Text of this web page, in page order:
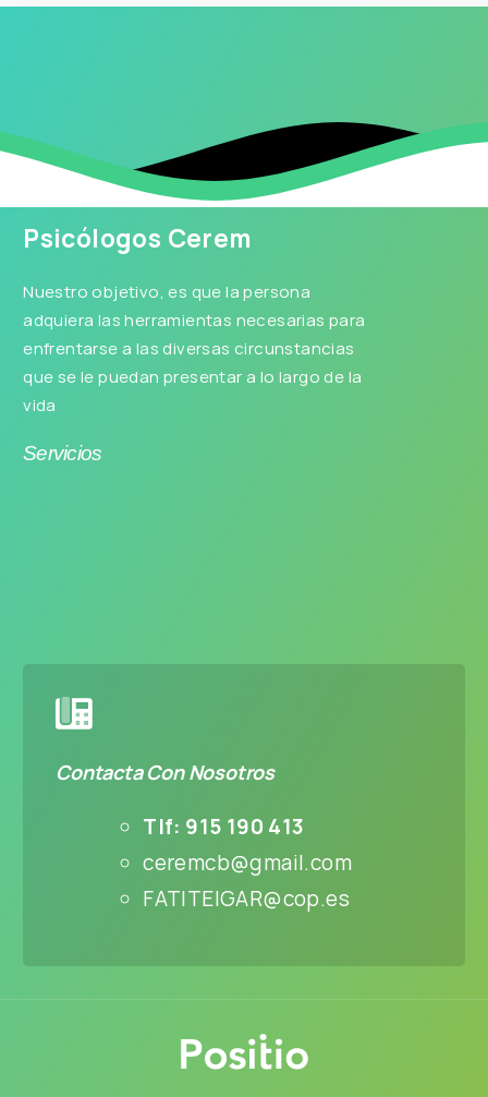
Psicólogos Cerem
Nuestro objetivo, es que la persona
adquiera las herramientas necesarias para
enfrentarse a las diversas circunstancias
que se le puedan presentar a lo largo de la
vida
Servicios
Contacta Con Nosotros
Tlf: 915 190 413
ceremcb@gmail.com
FATITEIGAR@cop.es